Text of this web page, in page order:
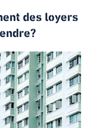
des loyers